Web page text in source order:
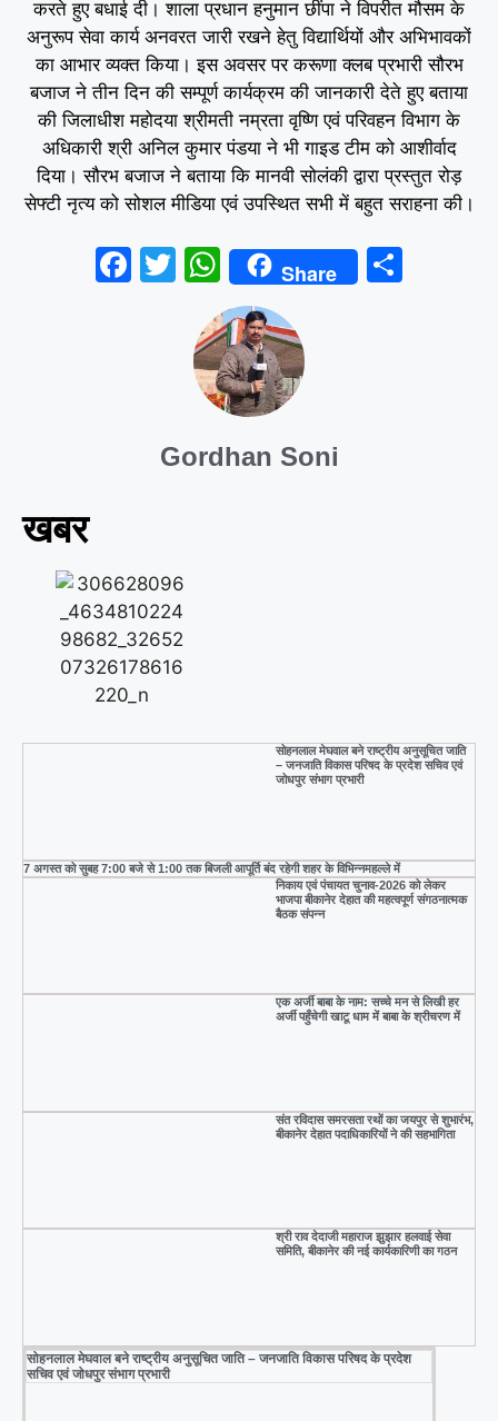
करते हुए बधाई दी। शाला प्रधान हनुमान छींपा ने विपरीत मौसम के
अनुरूप सेवा कार्य अनवरत जारी रखने हेतु विद्यार्थियों और अभिभावकों
का आभार व्यक्त किया। इस अवसर पर करूणा क्लब प्रभारी सौरभ
बजाज ने तीन दिन की सम्पूर्ण कार्यक्रम की जानकारी देते हुए बताया
की जिलाधीश महोदया श्रीमती नम्रता वृष्णि एवं परिवहन विभाग के
अधिकारी श्री अनिल कुमार पंडया ने भी गाइड टीम को आशीर्वाद
दिया। सौरभ बजाज ने बताया कि मानवी सोलंकी द्वारा प्रस्तुत रोड़
सेफ्टी नृत्य को सोशल मीडिया एवं उपस्थित सभी में बहुत सराहना की।
F
T
tt
er
W
h
at
s
A
p
p
Share
Gordhan Soni
खबर
सोहनलाल मेघवाल बने राष्ट्रीय अनुसूचित जाति
– जनजाति विकास परिषद के प्रदेश सचिव एवं
जोधपुर संभाग प्रभारी
7 अगस्त को सुबह 7:00 बजे से 1:00 तक बिजली आपूर्ति बंद रहेगी शहर के विभिन्नमहल्ले में
निकाय एवं पंचायत चुनाव-2026 को लेकर
भाजपा बीकानेर देहात की महत्वपूर्ण संगठनात्मक
बैठक संपन्न
एक अर्जी बाबा के नाम: सच्चे मन से लिखी हर
अर्जी पहुँचेगी खाटू धाम में बाबा के श्रीचरण में
संत रविदास समरसता रथों का जयपुर से शुभारंभ,
बीकानेर देहात पदाधिकारियों ने की सहभागिता
श्री राव देदाजी महाराज झुझार हलवाई सेवा
समिति, बीकानेर की नई कार्यकारिणी का गठन
सोहनलाल मेघवाल बने राष्ट्रीय अनुसूचित जाति – जनजाति विकास परिषद के प्रदेश
सचिव एवं जोधपुर संभाग प्रभारी